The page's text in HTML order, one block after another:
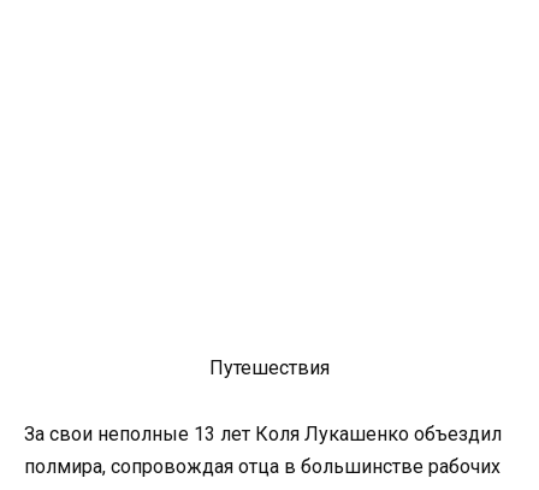
Путешествия
За свои неполные 13 лет Коля Лукашенко объездил
полмира, сопровождая отца в большинстве рабочих